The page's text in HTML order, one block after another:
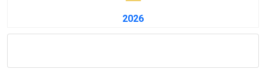
2026